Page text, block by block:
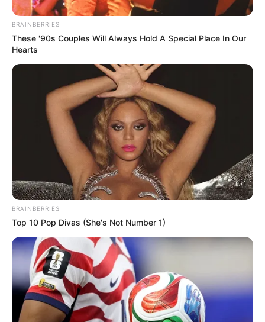
BRAINBERRIES
These '90s Couples Will Always Hold A Special Place In Our
Hearts
BRAINBERRIES
Top 10 Pop Divas (She's Not Number 1)